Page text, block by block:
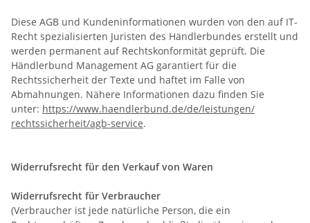
Diese AGB und Kundeninformationen wurden von den auf IT-
Recht spezialisierten Juristen des Händlerbundes erstellt und
werden permanent auf Rechtskonformität geprüft. Die
Händlerbund Management AG garantiert für die
Rechtssicherheit der Texte und haftet im Falle von
Abmahnungen. Nähere Informationen dazu finden Sie
unter: https://www.haendlerbund.de/de/leistungen/
rechtssicherheit/agb-service.
Widerrufsrecht für den Verkauf von Waren
Widerrufsrecht für Verbraucher
(Verbraucher ist jede natürliche Person, die ein